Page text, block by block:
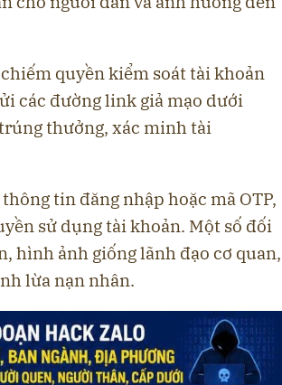
quyền kiểm soát tài khoản
các đường link giả mạo dưới
thưởng, xác minh tài
tin đăng nhập hoặc mã OTP,
sử dụng tài khoản. Một số đối
hình ảnh giống lãnh đạo cơ quan,
lừa nạn nhân.